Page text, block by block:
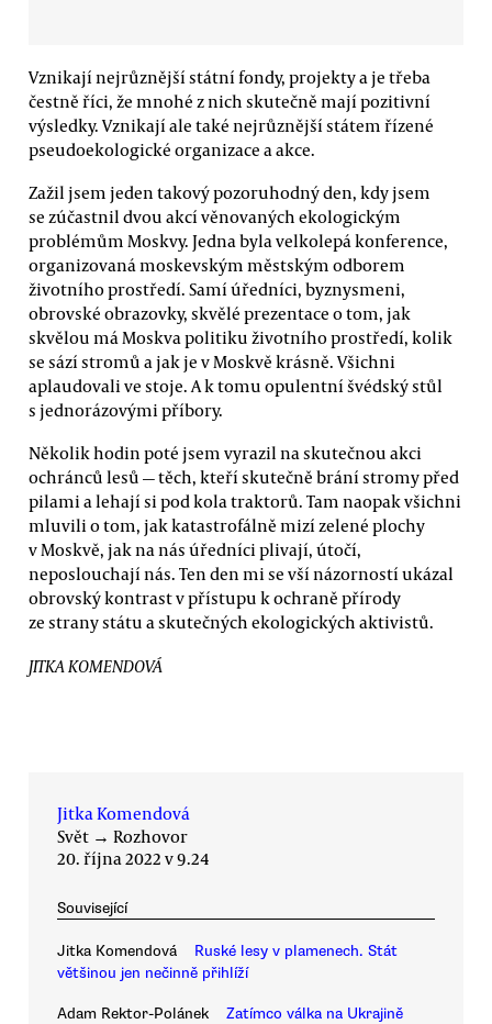
Vznikají nejrůznější státní fondy, projekty a je třeba
čestně říci, že mnohé z nich skutečně mají pozitivní
výsledky. Vznikají ale také nejrůznější státem řízené
pseudoekologické organizace a akce.
Zažil jsem jeden takový pozoruhodný den, kdy jsem
se zúčastnil dvou akcí věnovaných ekologickým
problémům Moskvy. Jedna byla velkolepá konference,
organizovaná moskevským městským odborem
životního prostředí. Samí úředníci, byznysmeni,
obrovské obrazovky, skvělé prezentace o tom, jak
skvělou má Moskva politiku životního prostředí, kolik
se sází stromů a jak je v Moskvě krásně. Všichni
aplaudovali ve stoje. A k tomu opulentní švédský stůl
s jednorázovými příbory.
Několik hodin poté jsem vyrazil na skutečnou akci
ochránců lesů — těch, kteří skutečně brání stromy před
pilami a lehají si pod kola traktorů. Tam naopak všichni
mluvili o tom, jak katastrofálně mizí zelené plochy
v Moskvě, jak na nás úředníci plivají, útočí,
neposlouchají nás. Ten den mi se vší názorností ukázal
obrovský kontrast v přístupu k ochraně přírody
ze strany státu a skutečných ekologických aktivistů.
JITKA KOMENDOVÁ
Jitka Komendová
Svět → Rozhovor
20. října 2022 v 9.24
Související
Jitka Komendová
Ruské lesy v plamenech. Stát
většinou jen nečinně přihlíží
Adam Rektor-Polánek
Zatímco válka na Ukrajině